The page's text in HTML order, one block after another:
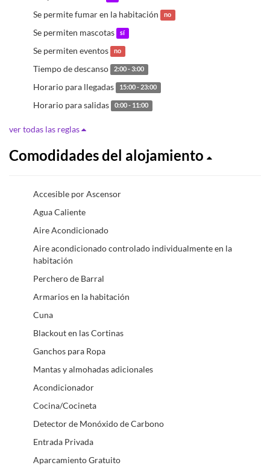
Se permite fumar en la habitación no
Se permiten mascotas sí
Se permiten eventos no
Tiempo de descanso 2:00 - 3:00
Horario para llegadas 15:00 - 23:00
Horario para salidas 0:00 - 11:00
ver todas las reglas
Comodidades del alojamiento
Accesible por Ascensor
Agua Caliente
Aire Acondicionado
Aire acondicionado controlado individualmente en la
habitación
Perchero de Barral
Armarios en la habitación
Cuna
Blackout en las Cortinas
Ganchos para Ropa
Mantas y almohadas adicionales
Acondicionador
Cocina/Cocineta
Detector de Monóxido de Carbono
Entrada Privada
Aparcamiento Gratuito